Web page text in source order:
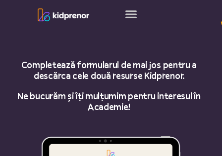
Completează formularul de mai jos pentru a
descărca cele două resurse Kidprenor.
Ne bucurăm și îți mulțumim pentru interesul în
Academie!